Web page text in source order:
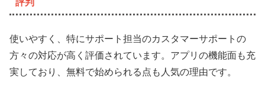
使いやすく、特にサポート担当のカスタマーサポートの
方々の対応が高く評価されています。アプリの機能面も充
実しており、無料で始められる点も人気の理由です。